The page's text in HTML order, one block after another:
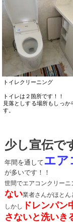
トイレクリーニング
トイレは２箇所です！！
見落としする場所もしっか
す。
少し宣伝で
年間を通してエア
が多いです！！
世間でエアコンクリー
ない業者さんがほとん
しかし
ドレンパ
さないと洗いき